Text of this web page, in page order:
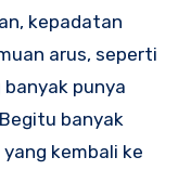
kepadatan
arus, seperti
punya
banyak
kembali ke